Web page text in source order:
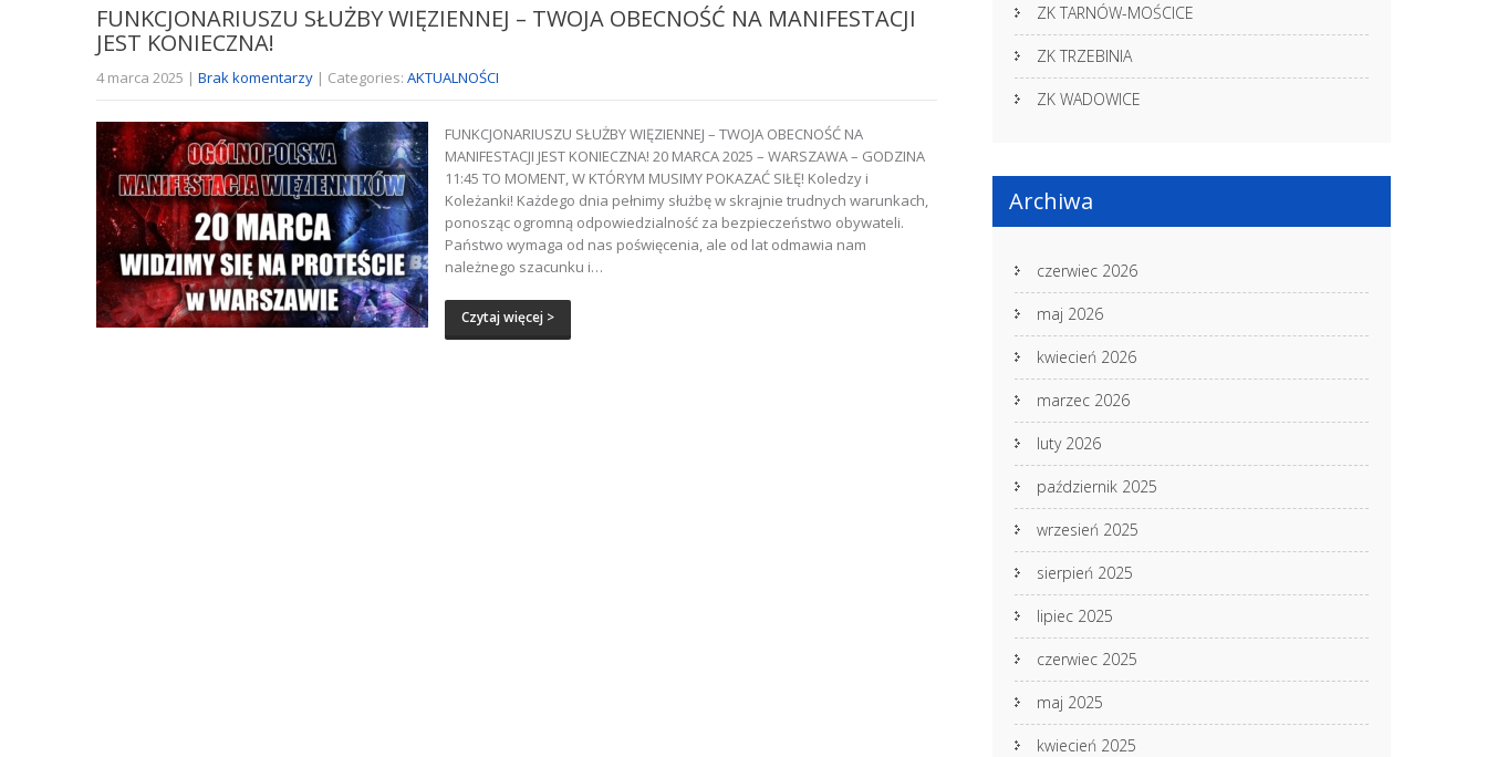
FUNKCJONARIUSZU SŁUŻBY WIĘZIENNEJ – TWOJA OBECNOŚĆ NA MANIFESTACJI
JEST KONIECZNA!
4 marca 2025 | Brak komentarzy | Categories: AKTUALNOŚCI
FUNKCJONARIUSZU SŁUŻBY WIĘZIENNEJ – TWOJA OBECNOŚĆ NA
MANIFESTACJI JEST KONIECZNA! 20 MARCA 2025 – WARSZAWA – GODZINA
11:45 TO MOMENT, W KTÓRYM MUSIMY POKAZAĆ SIŁĘ! Koledzy i
Koleżanki! Każdego dnia pełnimy służbę w skrajnie trudnych warunkach,
ponosząc ogromną odpowiedzialność za bezpieczeństwo obywateli.
Państwo wymaga od nas poświęcenia, ale od lat odmawia nam
należnego szacunku i…
Czytaj więcej >
ZK TARNÓW-MOŚCICE
ZK TRZEBINIA
ZK WADOWICE
Archiwa
czerwiec 2026
maj 2026
kwiecień 2026
marzec 2026
luty 2026
październik 2025
wrzesień 2025
sierpień 2025
lipiec 2025
czerwiec 2025
maj 2025
kwiecień 2025